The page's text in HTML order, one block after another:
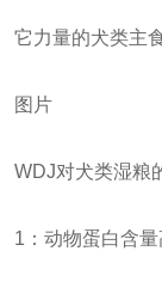
它力量的犬类主
图片
WDJ对犬类湿粮
1：动物蛋白含